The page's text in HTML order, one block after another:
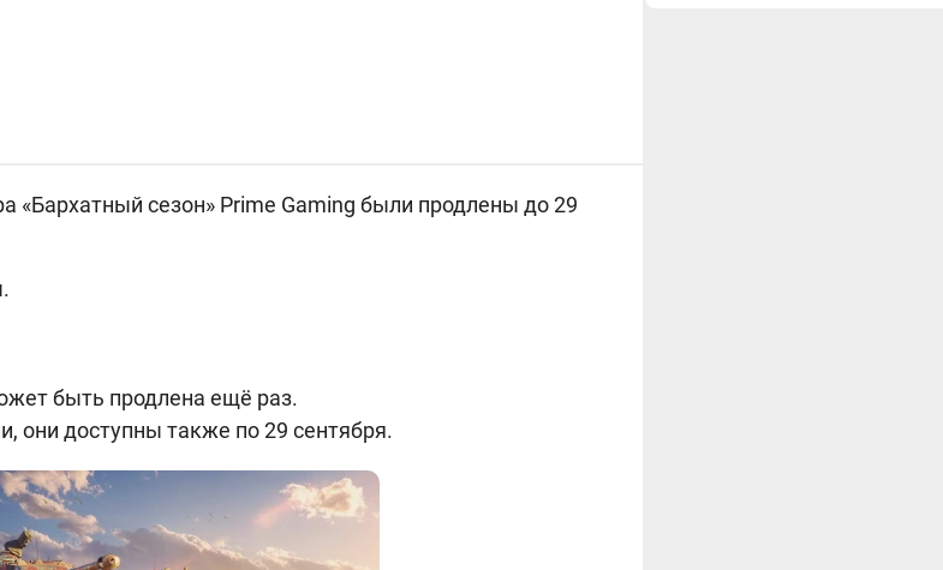
«Бархатный сезон» Prime Gaming были продлены до 29
быть продлена ещё раз.
они доступны также по 29 сентября.